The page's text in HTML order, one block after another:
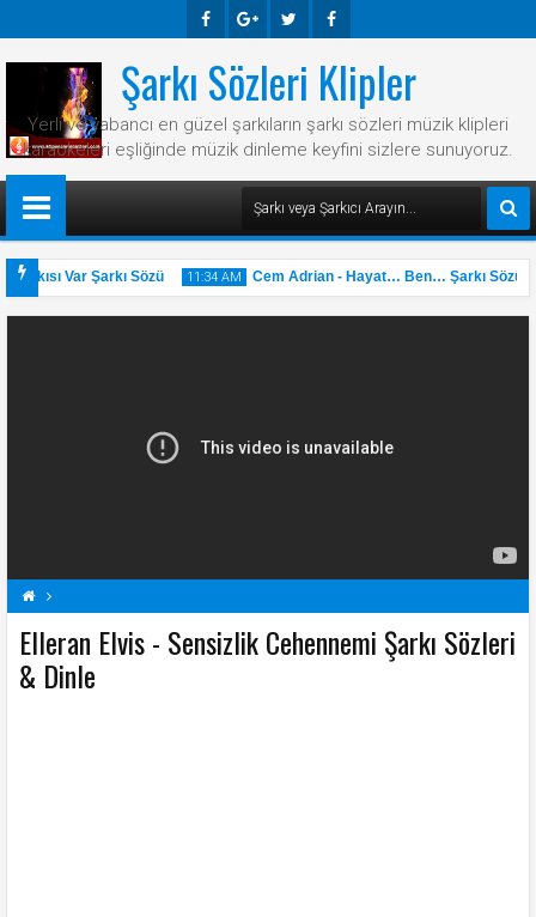
Ook E-
Plus
R Ook
Şarkı Sözleri Klipler
Yerli ve yabancı en güzel şarkıların şarkı sözleri müzik klipleri
karaokeleri eşliğinde müzik dinleme keyfini sizlere sunuyoruz.
Var Şarkı Sözü 11:34 AM
31 May
2025
Cem Adrian - Hayat… Ben… Şarkı Sözü
E Elleran Elvis Şarkı Sözleri Sensizlik Cehennemi Şarkı Sözleri Şarkı Sözleri
Elleran Elvis - Sensizlik Cehennemi Şarkı Sözleri
& Dinle